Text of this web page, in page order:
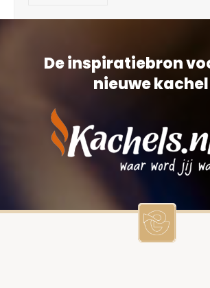
De inspiratiebron
nieuwe